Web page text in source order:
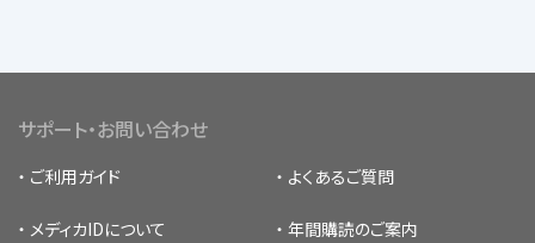
サポート・お問い合わせ
ご利用ガイド よくあるご質問
メディカIDについて 年間購読のご案内